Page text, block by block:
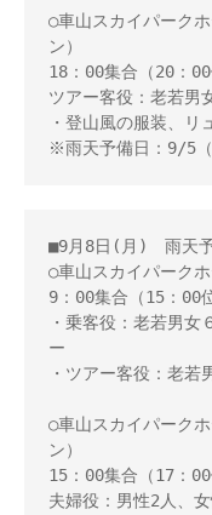
○車山スカイパーク
ン）
18：00集合（20：
ツアー客役：老若
・登山風の服装、リ
※雨天予備日：9/5（
■9月8日(月)　雨天
○車山スカイパーク
9：00集合（15：00
・乗客役：老若男
ー
・ツアー客役：老
○車山スカイパーク
ン）
15：00集合（17：
夫婦役：男性2人、